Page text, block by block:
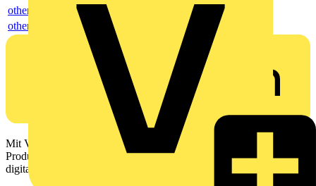
others
others
Mit Voltimum erhalten Elektrofachkräfte Zugang zu Branchennews,
Produktinformationen, Schulungen und Tools – alles auf einer
digitalen Plattform und Community.